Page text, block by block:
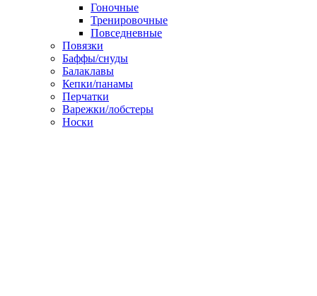
Гоночные
Тренировочные
Повседневные
Повязки
Баффы/снуды
Балаклавы
Кепки/панамы
Перчатки
Варежки/лобстеры
Носки